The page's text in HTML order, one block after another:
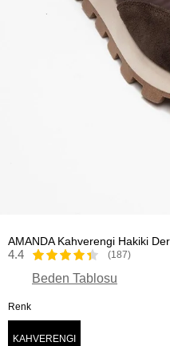
AMANDA Kahverengi Hakiki
4.4 (187)
Beden Tablosu
Renk
KAHVERENGI